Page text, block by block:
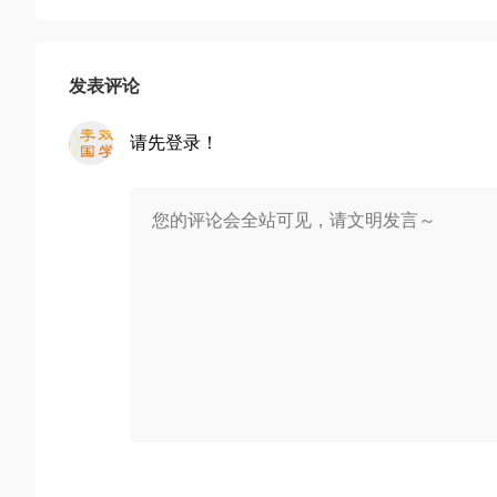
发表评论
请先登录！